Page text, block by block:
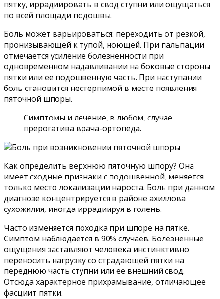
пятку, иррадиировать в свод ступни или ощущаться
по всей площади подошвы.
Боль может варьироваться: переходить от резкой,
пронизывающей к тупой, ноющей. При пальпации
отмечается усиление болезненности при
одновременном надавливании на боковые стороны
пятки или ее подошвенную часть. При наступании
боль становится нестерпимой в месте появления
пяточной шпоры.
Симптомы и лечение, в любом, случае
прерогатива врача-ортопеда.
Как определить верхнюю пяточную шпору? Она
имеет сходные признаки с подошвенной, меняется
только место локализации нароста. Боль при данном
диагнозе концентрируется в районе ахиллова
сухожилия, иногда иррадиируя в голень.
Часто изменяется походка при шпоре на пятке.
Симптом наблюдается в 90% случаев. Болезненные
ощущения заставляют человека инстинктивно
переносить нагрузку со страдающей пятки на
переднюю часть ступни или ее внешний свод.
Отсюда характерное прихрамывание, отличающее
фасциит пятки.